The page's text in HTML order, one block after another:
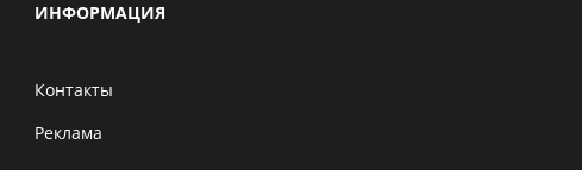
ИНФОРМАЦИЯ
Контакты
Реклама